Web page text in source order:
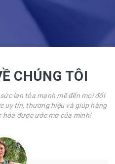
CHÚNG TÔI
lan tỏa mạnh mẽ đến mọi đối
uy tín, thương hiệu và giúp hàng
hóa được ước mơ của mình!